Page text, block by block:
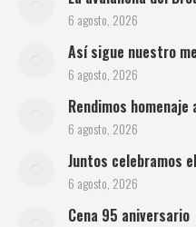
6 agosto, 2026
Así sigue nuestro
6 agosto, 2026
Rendimos
6 agosto, 2026
Juntos celebramos
6 agosto, 2026
Cena 95 aniversario